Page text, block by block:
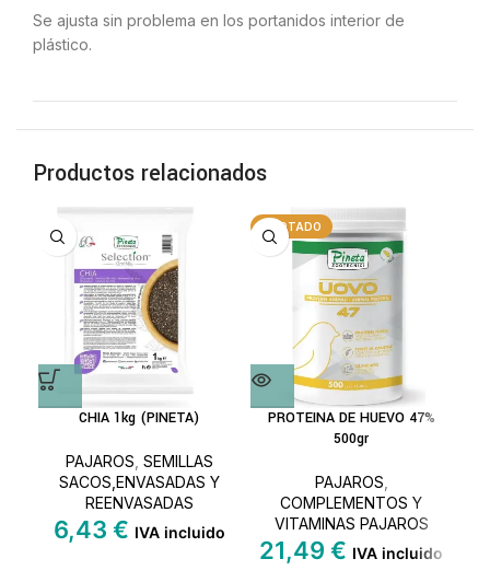
Se ajusta sin problema en los portanidos interior de
plástico.
Productos relacionados
CHIA 1kg (PINETA)
PAJAROS SEMILLAS
SACOS,ENVASADAS Y
REENVASADAS
6,43 € IVA incluido
AGOTADO
PROTEINA DE HUEVO 47%
500gr
PAJAROS
COMPLEMENTOS Y
VITAMINAS PAJAROS
21,49 € IVA incluido